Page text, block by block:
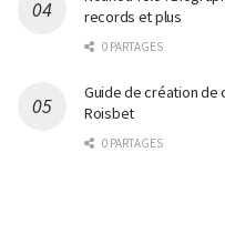
records et plus
0 PARTAGES
Guide de création de
Roisbet
0 PARTAGES